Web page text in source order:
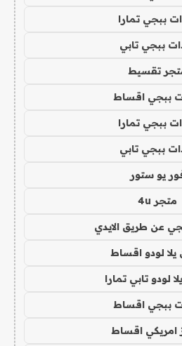
ببجي تمارا
ببجي تابي
تقسيط
ببجي اقساط
ببجي تمارا
ببجي تابي
يو ستور
متجر 4u
عن طريق الايدي
لودو اقساط
لودو تابي تمارا
ببجي اقساط
امريكي اقساط